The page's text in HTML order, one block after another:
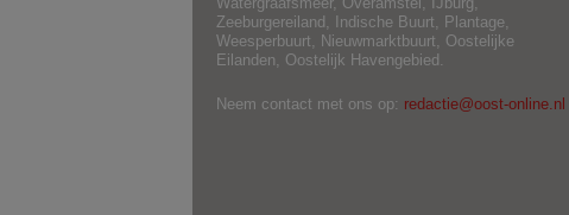
Zeeburgereiland, Indische Buurt, Plantage,
Weesperbuurt, Nieuwmarktbuurt, Oostelijke
Eilanden, Oostelijk Havengebied.
Neem contact met ons op: redactie@oost-online.nl